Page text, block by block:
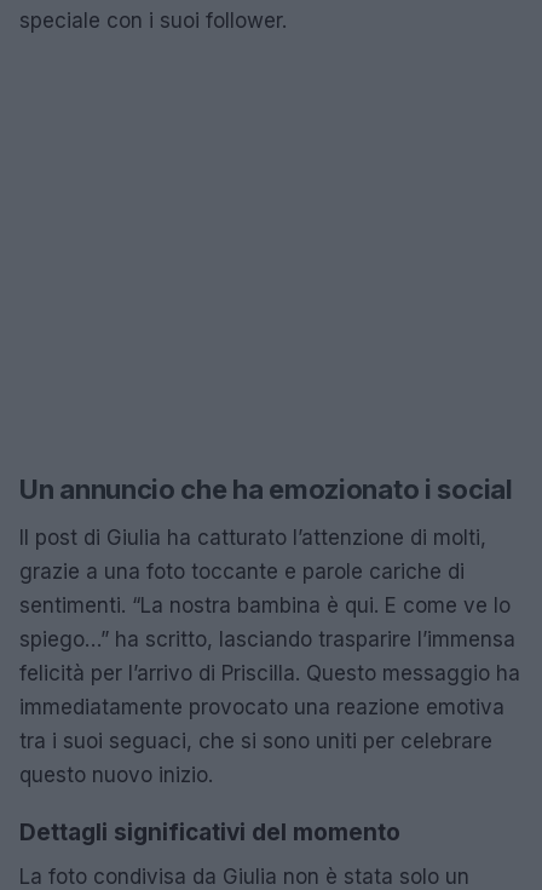
speciale con i suoi follower.
Un annuncio che ha emozionato i social
Il post di Giulia ha catturato l’attenzione di molti,
grazie a una foto toccante e parole cariche di
sentimenti. “La nostra bambina è qui. E come ve lo
spiego…” ha scritto, lasciando trasparire l’immensa
felicità per l’arrivo di Priscilla. Questo messaggio ha
immediatamente provocato una reazione emotiva
tra i suoi seguaci, che si sono uniti per celebrare
questo nuovo inizio.
Dettagli significativi del momento
La foto condivisa da Giulia non è stata solo un